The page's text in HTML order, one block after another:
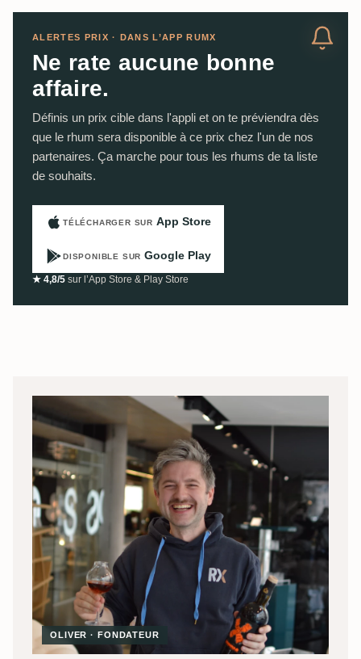
ALERTES PRIX · DANS L’APP RUMX
Ne rate aucune bonne
affaire.
Définis un prix cible dans l'appli et on te préviendra dès
que le rhum sera disponible à ce prix chez l'un de nos
partenaires. Ça marche pour tous les rhums de ta liste
de souhaits.
TÉLÉCHARGER SUR App Store
DISPONIBLE SUR Google Play
★ 4,8/5 sur l’App Store & Play Store
OLIVER · FONDATEUR